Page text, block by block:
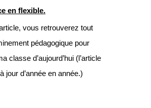
en flexible.
vous retrouverez tout
pédagogique pour
classe d’aujourd’hui (l’article
jour d’année en année.)